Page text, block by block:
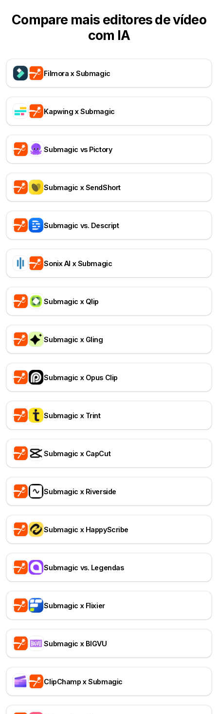
Compare mais editores de vídeo
com IA
Filmora x Submagic
Kapwing x Submagic
Submagic vs Pictory
Submagic x SendShort
Submagic vs. Descript
Sonix AI x Submagic
Submagic x Qlip
Submagic x Gling
Submagic x Opus Clip
Submagic x Trint
Submagic x CapCut
Submagic x Riverside
Submagic x HappyScribe
Submagic vs. Legendas
Submagic x Flixier
Submagic x BIGVU
ClipChamp x Submagic